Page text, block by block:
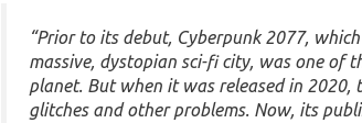
“Prior to its debut, Cyberpunk 2077,
massive, dystopian sci-fi city, was one of
planet. But when it was released in 2020,
glitches and other problems. Now, its